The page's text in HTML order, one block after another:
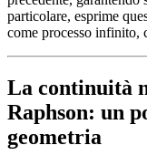
particolare, esprime
come processo infinito,
La continuità
Raphson: un
geometria